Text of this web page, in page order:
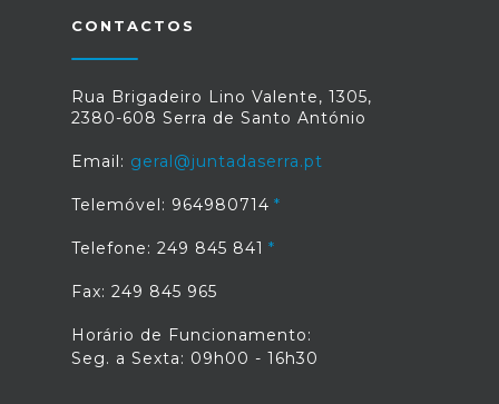
CONTACTOS
Rua Brigadeiro Lino Valente, 1305,
2380-608 Serra de Santo António
Email: geral@juntadaserra.pt
Telemóvel: 964980714
Telefone: 249 845 841
Fax: 249 845 965
Horário de Funcionamento:
Seg. a Sexta: 09h00 - 16h30